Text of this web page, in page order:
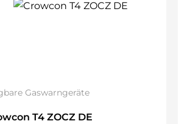
Gaswarngeräte
T4 ZOCZ DE